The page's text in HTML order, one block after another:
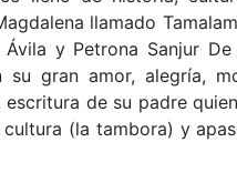
llamado
y Petrona Sanjur
su gran amor, alegría,
de su padre
(la tambora) y